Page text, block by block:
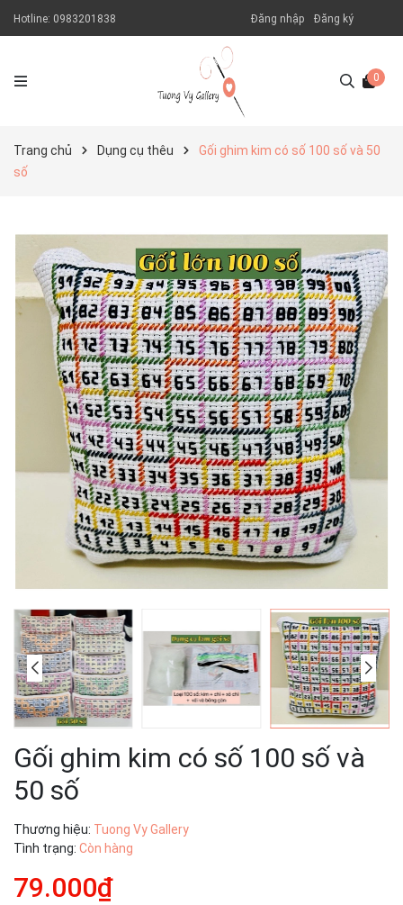
Hotline: 0983201838 Đăng nhập Đăng ký
0
Trang chủ Dụng cụ thêu
Gối ghim kim có số 100 số và 50
số
Gối ghim kim có số 100 số và
50 số
Thương hiệu: Tuong Vy Gallery
Tình trạng: Còn hàng
79.000₫